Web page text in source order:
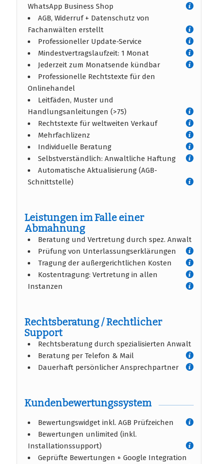
WhatsApp Business Shop
AGB, Widerruf + Datenschutz von
Fachanwälten erstellt
Professioneller Update-Service
Mindestvertragslaufzeit: 1 Monat
Jederzeit zum Monatsende kündbar
Professionelle Rechtstexte für den
Onlinehandel
Leitfäden, Muster und
Handlungsanleitungen (>75)
Rechtstexte für weltweiten Verkauf
Mehrfachlizenz
Individuelle Beratung
Selbstverständlich: Anwaltliche Haftung
Automatische Aktualisierung (AGB-
Schnittstelle)
Leistungen im Falle einer
Abmahnung
Beratung und Vertretung durch spez. Anwalt
Prüfung von Unterlassungserklärungen
Tragung der außergerichtlichen Kosten
Kostentragung: Vertretung in allen
Instanzen
Rechtsberatung / Rechtlicher
Support
Rechtsberatung durch spezialisierten Anwalt
Beratung per Telefon & Mail
Dauerhaft persönlicher Ansprechpartner
Kundenbewertungssystem
Bewertungswidget inkl. AGB Prüfzeichen
Bewertungen unlimited (inkl.
Installationssupport)
Geprüfte Bewertungen + Google Integration